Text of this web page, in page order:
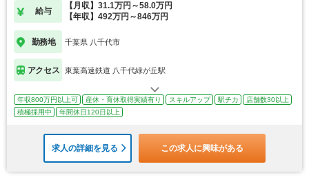
給与
【月収】31.1万円～58.0万円
【年収】492万円～846万円
勤務地 千葉県 八千代市
アクセス 東葉高速鉄道 八千代緑が丘駅
年収800万円以上可 産休・育休取得実績有り スキルアップ 駅チカ
店舗数30以上
積極採用中
年間休日120日以上
求人の詳細を見る この求人に興味がある